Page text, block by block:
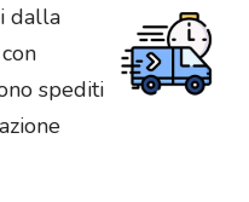
dalla
spediti